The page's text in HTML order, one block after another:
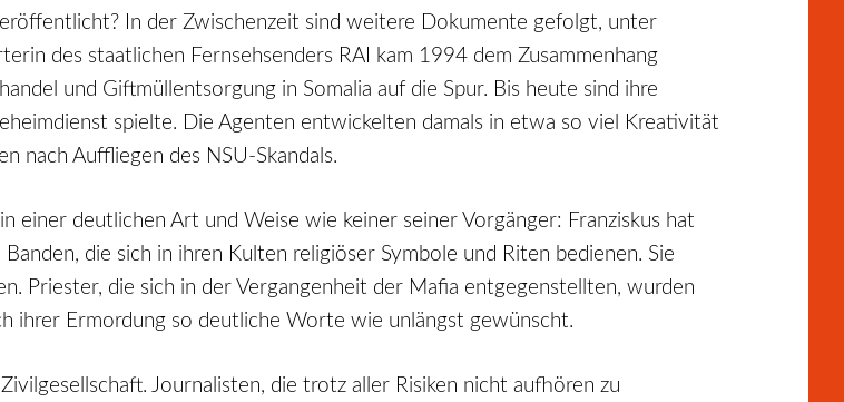
In der Zwischenzeit sind weitere Dokumente gefolgt, unter
des staatlichen Fernsehsenders RAI kam 1994 dem Zusammenhang
und Giftmüllentsorgung in Somalia auf die Spur. Bis heute sind ihre
spielte. Die Agenten entwickelten damals in etwa so viel Kreativität
nach Auffliegen des NSU-Skandals.
einer deutlichen Art und Weise wie keiner seiner Vorgänger: Franziskus hat
die sich in ihren Kulten religiöser Symbole und Riten bedienen. Sie
Priester, die sich in der Vergangenheit der Mafia entgegenstellten, wurden
ihrer Ermordung so deutliche Worte wie unlängst gewünscht.
Journalisten, die trotz aller Risiken nicht aufhören zu